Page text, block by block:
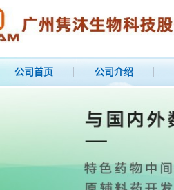
公司首页 公司介绍